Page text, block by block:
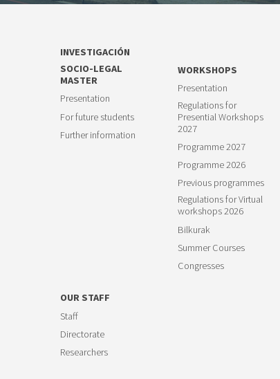
INVESTIGACIÓN
SOCIO-LEGAL
MASTER
Presentation
For future students
Further information
WORKSHOPS
Presentation
Regulations for
Presential Workshops
2027
Programme 2027
Programme 2026
Previous programmes
Regulations for Virtual
workshops 2026
Bilkurak
Summer Courses
Congresses
OUR STAFF
Staff
Directorate
Researchers